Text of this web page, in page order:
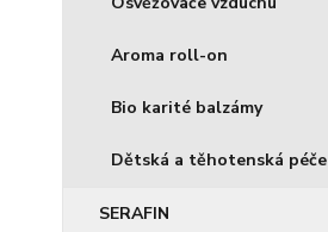
Aroma roll-on
Bio karité balzámy
Dětská a těhotenská péče
SERAFIN